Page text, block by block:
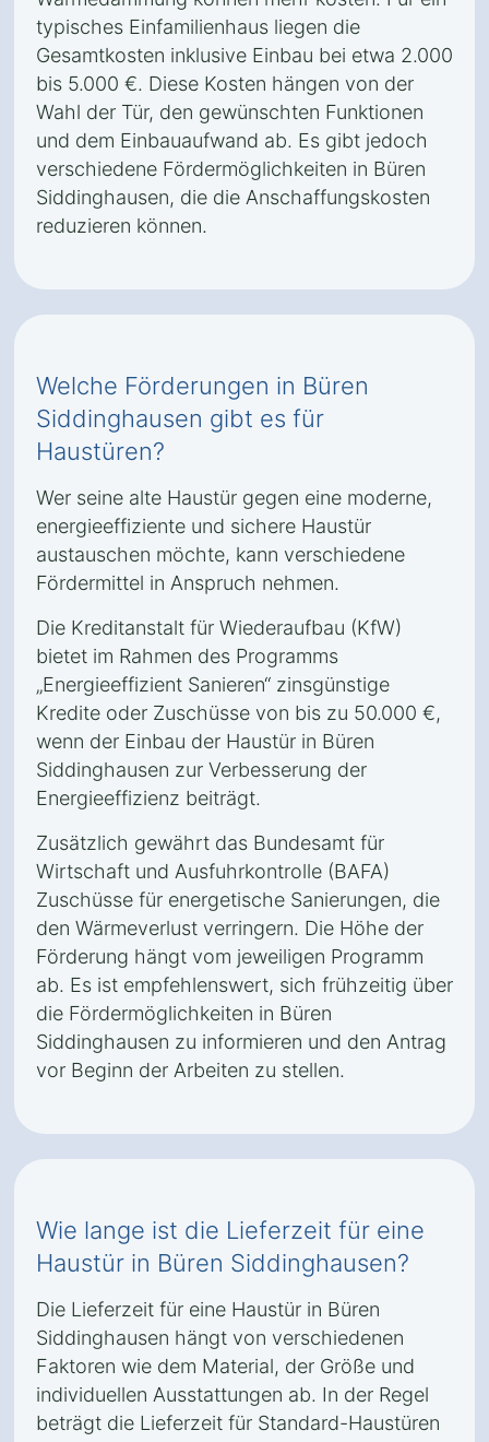
typisches Einfamilienhaus liegen die
Gesamtkosten inklusive Einbau bei etwa 2.000
bis 5.000 €. Diese Kosten hängen von der
Wahl der Tür, den gewünschten Funktionen
und dem Einbauaufwand ab. Es gibt jedoch
verschiedene Fördermöglichkeiten in Büren
Siddinghausen, die die Anschaffungskosten
reduzieren können.
Welche Förderungen in Büren
Siddinghausen gibt es für
Haustüren?
Wer seine alte Haustür gegen eine moderne,
energieeffiziente und sichere Haustür
austauschen möchte, kann verschiedene
Fördermittel in Anspruch nehmen.
Die Kreditanstalt für Wiederaufbau (KfW)
bietet im Rahmen des Programms
„Energieeffizient Sanieren“ zinsgünstige
Kredite oder Zuschüsse von bis zu 50.000 €,
wenn der Einbau der Haustür in Büren
Siddinghausen zur Verbesserung der
Energieeffizienz beiträgt.
Zusätzlich gewährt das Bundesamt für
Wirtschaft und Ausfuhrkontrolle (BAFA)
Zuschüsse für energetische Sanierungen, die
den Wärmeverlust verringern. Die Höhe der
Förderung hängt vom jeweiligen Programm
ab. Es ist empfehlenswert, sich frühzeitig über
die Fördermöglichkeiten in Büren
Siddinghausen zu informieren und den Antrag
vor Beginn der Arbeiten zu stellen.
Wie lange ist die Lieferzeit für eine
Haustür in Büren Siddinghausen?
Die Lieferzeit für eine Haustür in Büren
Siddinghausen hängt von verschiedenen
Faktoren wie dem Material, der Größe und
individuellen Ausstattungen ab. In der Regel
beträgt die Lieferzeit für Standard-Haustüren